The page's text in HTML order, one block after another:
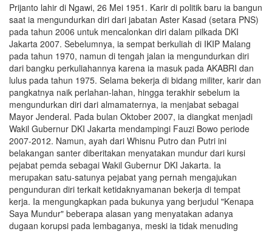
Prijanto lahir di Ngawi, 26 Mei 1951. Karir di politik baru ia bangun
saat ia mengundurkan diri dari jabatan Aster Kasad (setara PNS)
pada tahun 2006 untuk mencalonkan diri dalam pilkada DKI
Jakarta 2007. Sebelumnya, ia sempat berkuliah di IKIP Malang
pada tahun 1970, namun di tengah jalan ia mengundurkan diri
dari bangku perkuliahannya karena ia masuk pada AKABRI dan
lulus pada tahun 1975. Selama bekerja di bidang militer, karir dan
pangkatnya naik perlahan-lahan, hingga terakhir sebelum ia
mengundurkan diri dari almamaternya, ia menjabat sebagai
Mayor Jenderal. Pada bulan Oktober 2007, ia diangkat menjadi
Wakil Gubernur DKI Jakarta mendampingi Fauzi Bowo periode
2007-2012. Namun, ayah dari Whisnu Putro dan Putri ini
belakangan santer diberitakan menyatakan mundur dari kursi
pejabat pemda sebagai Wakil Gubernur DKI Jakarta. Ia
merupakan satu-satunya pejabat yang pernah mengajukan
pengunduran diri terkait ketidaknyamanan bekerja di tempat
kerja. Ia mengungkapkan pada bukunya yang berjudul "Kenapa
Saya Mundur" beberapa alasan yang menyatakan adanya
dugaan korupsi pada lembaganya, meski ia tidak menuding